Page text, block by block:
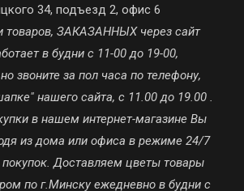
34, подъезд 2, офис 6
товаров, ЗАКАЗАННЫХ через сайт
в будни с 11-00 до 19-00,
звоните за пол часа по телефону,
нашего сайта, с 11.00 до 19.00 .
в нашем интернет-магазине Вы
из дома или офиса в режиме 24/7
покупок. Доставляем цветы товары
по г.Минску ежедневно в будни с